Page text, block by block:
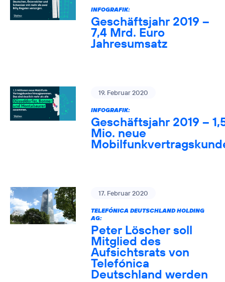
INFOGRAFIK:
Geschäftsjahr 2019 –
7,4 Mrd. Euro
Jahresumsatz
19. Februar 2020
INFOGRAFIK:
Geschäftsjahr 2019 –
Mio. neue
17. Februar 2020
TELEFÓNICA DEUTSCHLAND HOLDING
AG:
Peter Löscher soll
Mitglied des
Aufsichtsrats von
Telefónica
Deutschland werden